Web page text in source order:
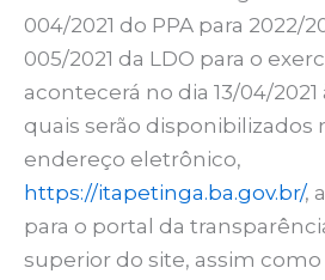
004/2021 do PPA para 2022/
005/2021 da LDO para o
acontecerá no dia 13/04/2021
quais serão disponibilizados
endereço eletrônico,
https://itapetinga.ba.gov.br/,
para o portal da
superior do site, assim como